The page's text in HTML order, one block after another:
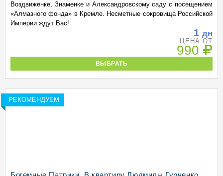
Воздвиженке, Знаменке и Александровскому саду с посещением
«Алмазного фонда» в Кремле. Несметные сокровища Российской
Империи ждут Вас!
1 дн
ЦЕНА ОТ
990
ВЫБРАТЬ
РЕКОМЕНДУЕМ